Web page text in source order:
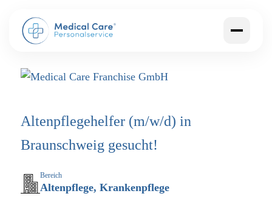
Altenpflegehelfer (m/w/d) in
Braunschweig gesucht!
Bereich
Altenpflege, Krankenpflege